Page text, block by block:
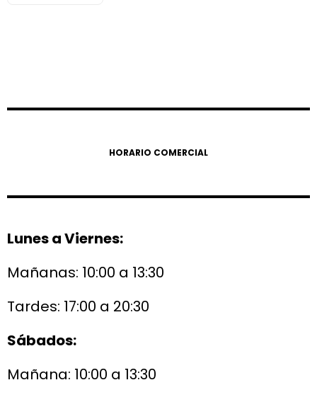
HORARIO COMERCIAL
Lunes a Viernes:
Mañanas: 10:00 a 13:30
Tardes: 17:00 a 20:30
Sábados:
Mañana: 10:00 a 13:30